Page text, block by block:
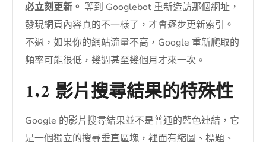
必立刻更新。 等到 Googlebot 重新造訪那個網址，
發現網頁內容真的不一樣了，才會逐步更新索引。
不過，如果你的網站流量不高，Google 重新爬取的
頻率可能很低，幾週甚至幾個月才來一次。
1.2 影片搜尋結果的特殊性
Google 的影片搜尋結果並不是普通的藍色連結，它
是一個獨立的搜尋垂直區塊，裡面有縮圖、標題、